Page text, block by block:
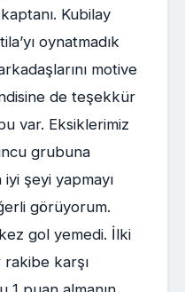
Kubilay
oynatmadık
motive
de teşekkür
var. Eksiklerimiz
grubuna
iyi şeyi yapmayı
görüyorum.
gol yemedi. İlki
rakibe karşı